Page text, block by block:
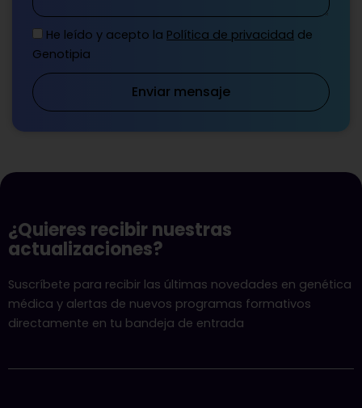
He leído y acepto la Política de privacidad de
Genotipia
Enviar mensaje
¿Quieres recibir nuestras
actualizaciones?
Suscríbete para recibir las últimas novedades en genética
médica y alertas de nuevos programas formativos
directamente en tu bandeja de entrada